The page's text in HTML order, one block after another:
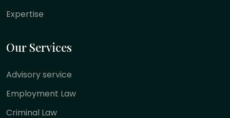
Expertise
Our Services
Advisory service
Employment Law
Criminal Law